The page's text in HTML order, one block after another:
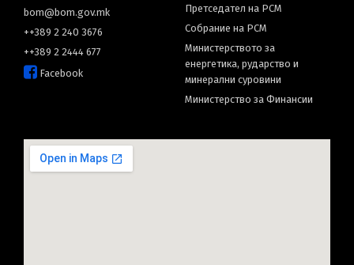
bom@bom.gov.mk
++389 2 240 3676
++389 2 2444 677
Facebook
Претседател на РСМ
Собрание на РСМ
Министерството за
енергетика, рударство и
минерални суровини
Министерство за Финансии